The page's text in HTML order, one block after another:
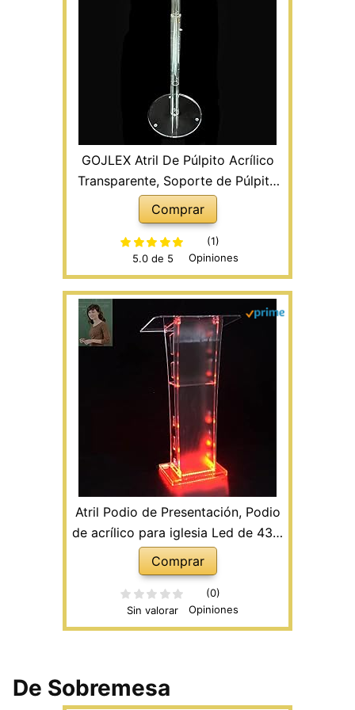
GOJLEX Atril De Púlpito Acrílico
Transparente, Soporte de Púlpito
de Acrílico para Podio 80-130 cm
Atril con pie metálico y Bandeja
metacrilato con Amplia Superficie
De Lectura para Conferencias
Comprar
5.0 de 5
(1)
Opiniones
Atril Podio de Presentación, Podio
de acrílico para iglesia Led de 43,5
pulgadas, soporte de podio de
acrílico transparente, podio de
oficina de metacrilato
transparente, utilizado para el
podio
Comprar
Sin valorar
(0)
Opiniones
De Sobremesa